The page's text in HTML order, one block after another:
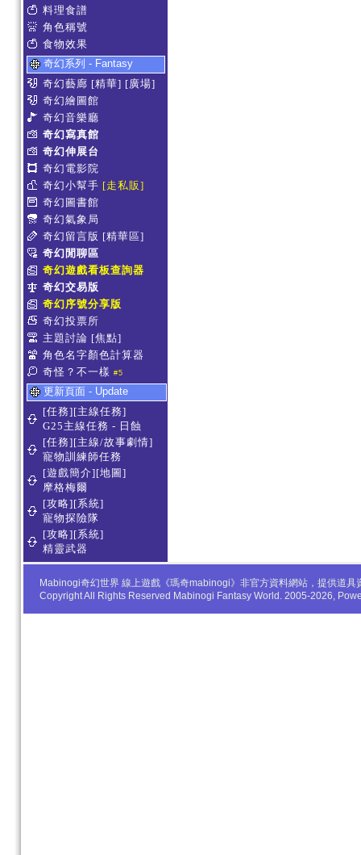
料理食譜
角色稱號
食物效果
奇幻系列 - Fantasy
奇幻藝廊 [精華] [廣場]
奇幻繪圖館
奇幻音樂廳
奇幻寫真館
奇幻伸展台
奇幻電影院
奇幻小幫手 [走私販]
奇幻圖書館
奇幻氣象局
奇幻留言版 [精華區]
奇幻閒聊區
奇幻遊戲看板查詢器
奇幻交易版
奇幻序號分享版
奇幻投票所
主題討論 [焦點]
角色名字顏色計算器
奇怪？不一樣 #5
更新頁面 - Update
[任務][主線任務]
G25主線任務 - 日蝕
[任務][主線/故事劇情]
寵物訓練師任務
[遊戲簡介][地圖]
摩格梅爾
[攻略][系統]
寵物探險隊
[攻略][系統]
精靈武器
Mabinogi奇幻世界 線上遊戲《瑪奇mabinogi》非官方資料網站，提供道
Copyright All Rights Reserved Mabinogi Fantasy World. 2005-2026,